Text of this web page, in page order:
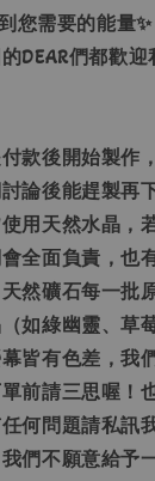
您需要的能量✨
DEAR們都歡迎
款後開始製作
論後能趕製再
用天然水晶，
全面負責，也
然礦石每一批
如綠幽靈、草
皆有色差，我
前請三思喔！
何問題請私訊
們不願意給予